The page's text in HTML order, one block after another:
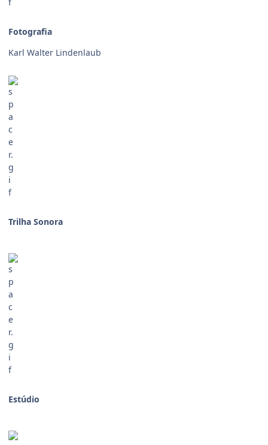
Fotografia
Karl Walter Lindenlaub
Trilha Sonora
Estúdio